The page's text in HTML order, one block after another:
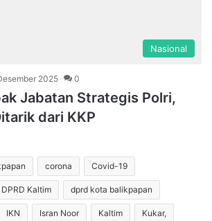
Nasional
2025 0
Jabatan Strategis Polri,
dari KKP
corona Covid-19
DPRD Kaltim dprd kota balikpapan
IKN Isran Noor Kaltim Kukar,